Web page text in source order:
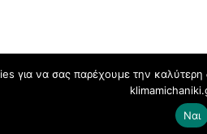
για να σας παρέχουμε την καλύτερη
Ναι